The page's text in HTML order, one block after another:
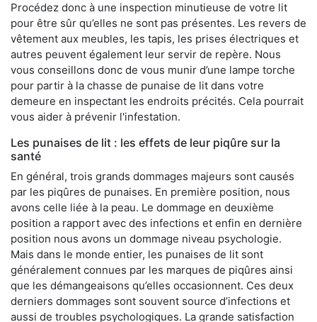
Procédez donc à une inspection minutieuse de votre lit
pour être sûr qu’elles ne sont pas présentes. Les revers de
vêtement aux meubles, les tapis, les prises électriques et
autres peuvent également leur servir de repère. Nous
vous conseillons donc de vous munir d’une lampe torche
pour partir à la chasse de punaise de lit dans votre
demeure en inspectant les endroits précités. Cela pourrait
vous aider à prévenir l'infestation.
Les punaises de lit : les effets de leur piqûre sur la
santé
En général, trois grands dommages majeurs sont causés
par les piqûres de punaises. En première position, nous
avons celle liée à la peau. Le dommage en deuxième
position a rapport avec des infections et enfin en dernière
position nous avons un dommage niveau psychologie.
Mais dans le monde entier, les punaises de lit sont
généralement connues par les marques de piqûres ainsi
que les démangeaisons qu’elles occasionnent. Ces deux
derniers dommages sont souvent source d’infections et
aussi de troubles psychologiques. La grande satisfaction